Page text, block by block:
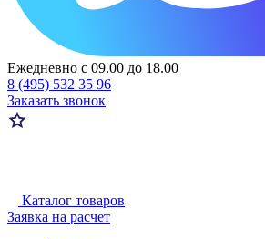
Ежедневно с 09.00 до 18.00
8 (495) 532 35 96
Заказать звонок
Каталог товаров
Заявка на расчет